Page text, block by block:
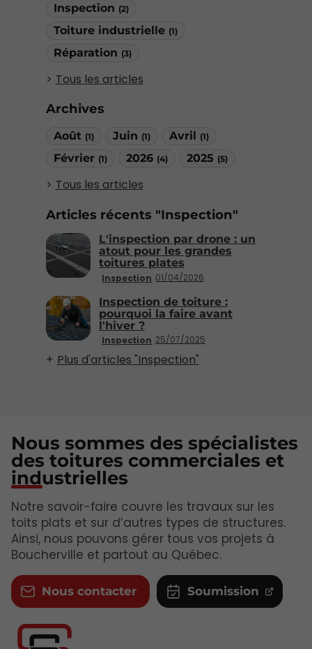
Inspection (2)
Toiture industrielle (1)
Réparation (3)
Tous les articles
Archives
Août (1) Juin (1) Avril (1)
Février (1) 2026 (4) 2025 (5)
Tous les articles
Articles récents "Inspection"
Inspection 01/04/2026
L'inspection par drone : un
atout pour les grandes
toitures plates
Inspection 25/07/2025
Inspection de toiture :
pourquoi la faire avant
l'hiver ?
Plus d'articles "Inspection"
Nous sommes des spécialistes
des toitures commerciales et
industrielles
Notre savoir-faire couvre les travaux sur les
toits plats et sur d’autres types de structures.
Ainsi, nous pouvons gérer tous vos projets à
Boucherville et partout au Québec.
Nous contacter Soumission